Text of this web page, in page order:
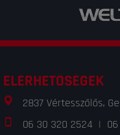
ELÉRHETŐSÉGEK
2837 Vértesszőlős,
06 30 320 2524 |